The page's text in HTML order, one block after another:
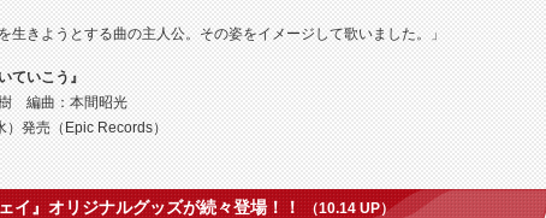
生きようとする曲の主人公。その姿をイメージして歌いました。」
ていこう』
編曲：本間昭光
発売（Epic Records）
イ』オリジナルグッズが続々登場！！（10.14 UP）